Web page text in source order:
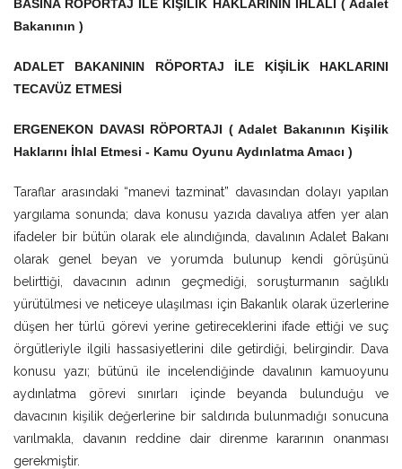
BASINA RÖPORTAJ İLE KİŞİLİK HAKLARININ İHLALİ ( Adalet
Bakanının )
ADALET BAKANININ RÖPORTAJ İLE KİŞİLİK HAKLARINI
TECAVÜZ ETMESİ
ERGENEKON DAVASI RÖPORTAJI ( Adalet Bakanının Kişilik
Haklarını İhlal Etmesi - Kamu Oyunu Aydınlatma Amacı )
Taraflar arasındaki “manevi tazminat” davasından dolayı yapılan
yargılama sonunda; dava konusu yazıda davalıya atfen yer alan
ifadeler bir bütün olarak ele alındığında, davalının Adalet Bakanı
olarak genel beyan ve yorumda bulunup kendi görüşünü
belirttiği, davacının adının geçmediği, soruşturmanın sağlıklı
yürütülmesi ve neticeye ulaşılması için Bakanlık olarak üzerlerine
düşen her türlü görevi yerine getireceklerini ifade ettiği ve suç
örgütleriyle ilgili hassasiyetlerini dile getirdiği, belirgindir. Dava
konusu yazı; bütünü ile incelendiğinde davalının kamuoyunu
aydınlatma görevi sınırları içinde beyanda bulunduğu ve
davacının kişilik değerlerine bir saldırıda bulunmadığı sonucuna
varılmakla, davanın reddine dair direnme kararının onanması
gerekmiştir.